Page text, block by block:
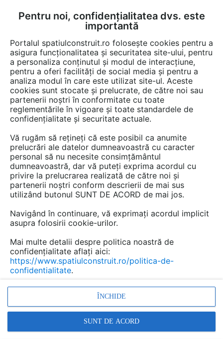
FĂ-ȚI CONT LOGIN
CUM SE FACE
EȘTI AICI: Documentații Certificari produs Alei, pavaje, pardoseli de exterior
Declaratie de performanta - sapa pe
baza de rasina sintetica (SR - B 2,0 - IR
20 - AR 0,5) MAPEI MAPEFLOOR I
500 W
Limba: Romana
Tip documentatie: Certificare produs Salvează pdf
Pentru noi, confidențialitatea dvs. este
importantă
Portalul spatiulconstruit.ro folosește cookies pentru a
asigura funcționalitatea și securitatea site-ului, pentru
a personaliza conținutul și modul de interacțiune,
pentru a oferi facilități de social media și pentru a
analiza modul în care este utilizat site-ul. Aceste
cookies sunt stocate și prelucrate, de către noi sau
partenerii noștri în conformitate cu toate
reglementările în vigoare și toate standardele de
confidențialitate și securitate actuale.
Vă rugăm să rețineți că este posibil ca anumite
prelucrări ale datelor dumneavoastră cu caracter
personal să nu necesite consimțământul
dumneavoastră, dar vă puteți exprima acordul cu
privire la prelucrarea realizată de către noi și
partenerii noștri conform descrierii de mai sus
utilizând butonul SUNT DE ACORD de mai jos.
Navigând în continuare, vă exprimați acordul implicit
asupra folosirii cookie-urilor.
Mai multe detalii despre politica noastră de
confidențialitate aflați aici:
https://www.spatiulconstruit.ro/politica-de-
confidentialitate.
ÎNCHIDE
SUNT DE ACORD